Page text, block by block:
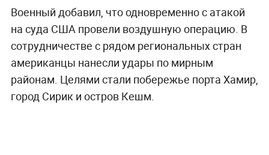
Военный добавил, что одновременно с атакой
на суда США провели воздушную операцию. В
сотрудничестве с рядом региональных стран
американцы нанесли удары по мирным
районам. Целями стали побережье порта Хамир,
город Сирик и остров Кешм.